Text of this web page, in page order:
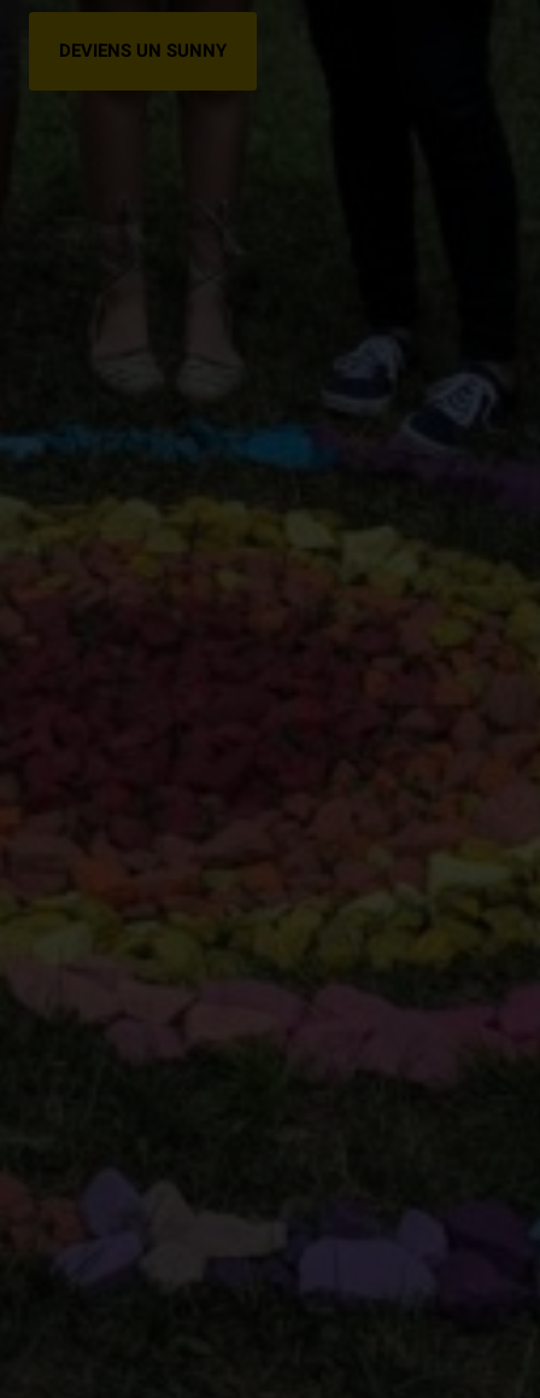
DEVIENS UN SUNNY